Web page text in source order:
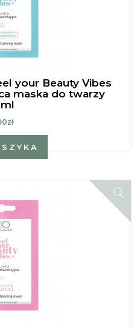
your Beauty Vibes
maska do twarzy